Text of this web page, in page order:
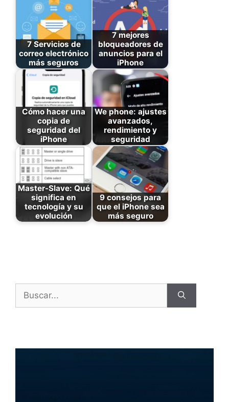
7 Servicios de
correo electrónico
más seguros
7 mejores
bloqueadores de
anuncios para el
iPhone
Cómo hacer una
copia de
seguridad del
iPhone
We phone: ajustes
avanzados,
rendimiento y
seguridad
Master-Slave: Qué
significa en
tecnología y su
evolución
9 consejos para
que el iPhone sea
más seguro